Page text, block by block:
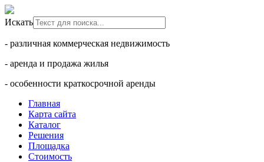
Искать
- различная коммерческая недвижимость
- аренда и продажа жилья
- особенности краткосрочной аренды
Главная
Карта сайта
Каталог
Решения
Площадка
Стоимость